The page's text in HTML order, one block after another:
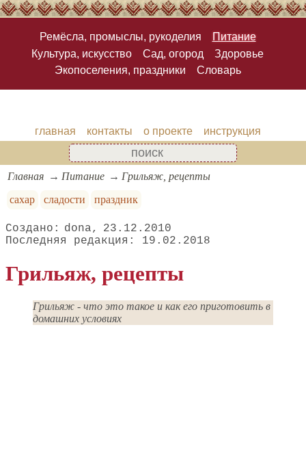
Ремёсла, промыслы, рукоделия
Питание
Культура, искусство
Сад, огород
Здоровье
Экопоселения, праздники
Словарь
главная контакты о проекте инструкция
Главная Питание
Грильяж, рецепты
сахар
сладости праздник
dona
23.12.2010
19.02.2018
Грильяж, рецепты
Грильяж - что это такое и как его приготовить в
домашних условиях